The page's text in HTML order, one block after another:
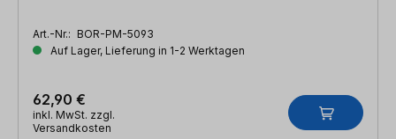
Art.-Nr.: BOR-PM-5093
Auf Lager, Lieferung in 1-2 Werktagen
62,90 €
inkl. MwSt. zzgl.
Versandkosten